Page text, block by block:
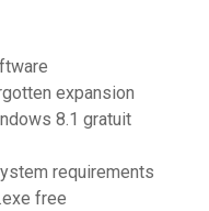
expansion
8.1 gratuit
requirements
free